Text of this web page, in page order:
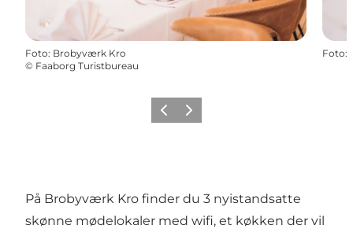
Foto: Brobyværk Kro
© Faaborg Turistbureau
Foto:
ForrigeNæste
På Brobyværk Kro finder du 3 nyistandsatte
skønne mødelokaler med wifi, et køkken der vil